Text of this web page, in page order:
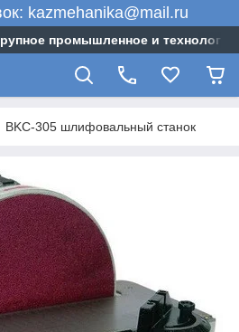
kazmehanika@mail.ru
промышленное и
BKC-305 шлифовальный станок